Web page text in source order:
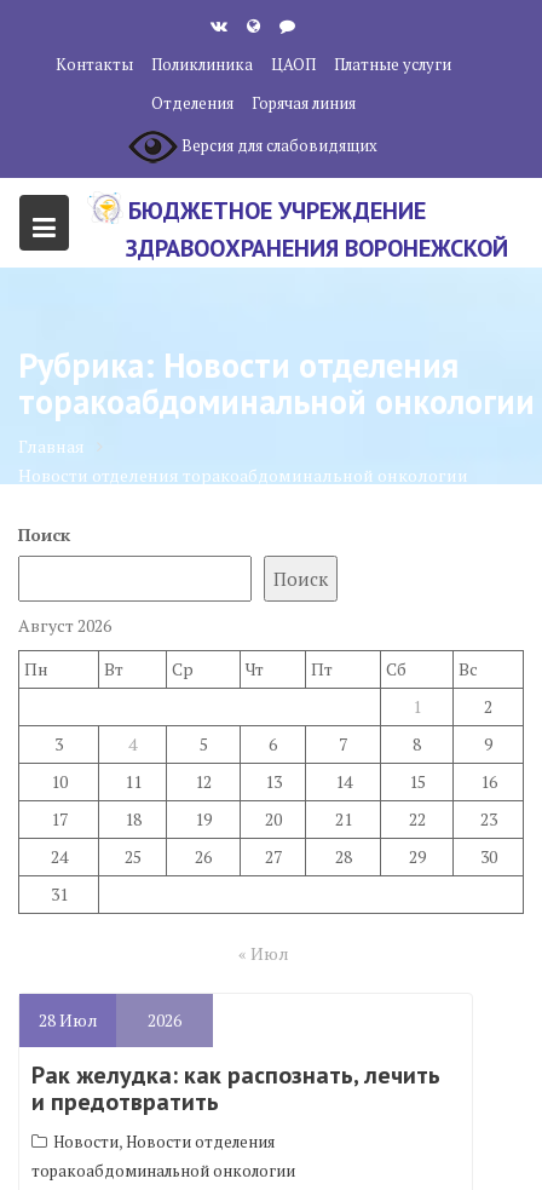
содержанию
Контакты Поликлиника ЦАОП
Платные услуги
Отделения
Горячая линия
Версия для слабовидящих
БЮДЖЕТНОЕ УЧРЕЖДЕНИЕ
ЗДРАВООХРАНЕНИЯ ВОРОНЕЖСКОЙ
КЛИНИЧЕСКИЙ ОНКОЛОГИЧЕСКИЙ
ЦЕНТР"
Рубрика: Новости отделения
торакоабдоминальной онкологии
Главная
Новости отделения торакоабдоминальной онкологии
Поиск
Поиск
Август 2026
Пн
Вт Ср Чт Пт Сб
Вс
1
2
3
4 5 6 7 8
9
10
11 12 13 14 15
16
17
18 19 20 21 22
23
24
25 26 27 28 29
30
31
« Июл
28Июл 2026
Рак желудка: как распознать, лечить
и предотвратить
Новости,Новости отделения
торакоабдоминальной онкологии